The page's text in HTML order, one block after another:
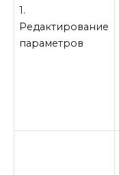
1.
Редактирование
параметров